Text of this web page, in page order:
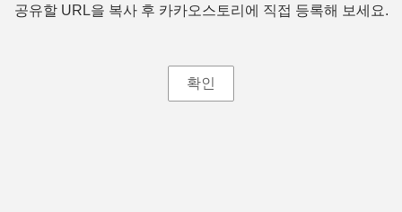
공유할 URL을 복사 후 카카오스토리에 직접 등록해 보세요.
확인